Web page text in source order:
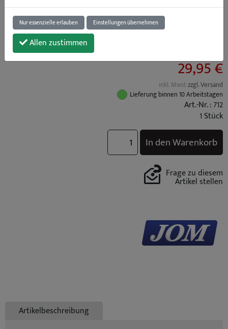
29,95 €
inkl. Mwstzzgl. Versand
Lieferung binnen 10 Arbeitstagen
Art.-Nr. : 712
1 Stück
In den Warenkorb
Frage zu diesem
Artikel stellen
Artikelbeschreibung
Nur essenzielle erlauben Einstellungen übernehmen
Allen zustimmen